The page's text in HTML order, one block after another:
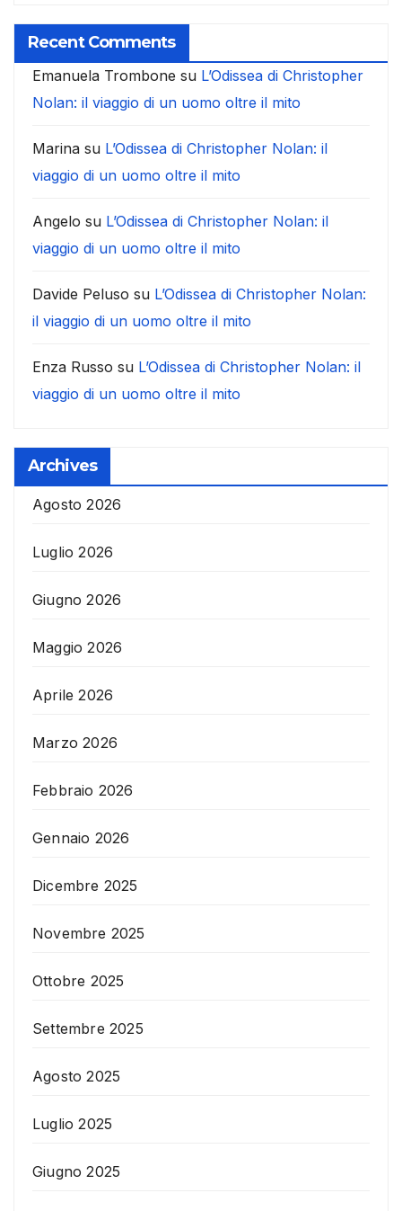
Recent Comments
Emanuela Trombone su L’Odissea di Christopher
Nolan: il viaggio di un uomo oltre il mito
Marina su L’Odissea di Christopher Nolan: il
viaggio di un uomo oltre il mito
Angelo su L’Odissea di Christopher Nolan: il
viaggio di un uomo oltre il mito
Davide Peluso su L’Odissea di Christopher Nolan:
il viaggio di un uomo oltre il mito
Enza Russo su L’Odissea di Christopher Nolan: il
viaggio di un uomo oltre il mito
Archives
Agosto 2026
Luglio 2026
Giugno 2026
Maggio 2026
Aprile 2026
Marzo 2026
Febbraio 2026
Gennaio 2026
Dicembre 2025
Novembre 2025
Ottobre 2025
Settembre 2025
Agosto 2025
Luglio 2025
Giugno 2025